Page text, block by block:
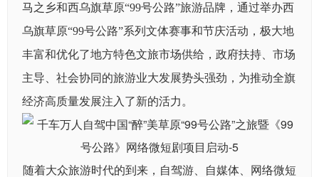
马之乡和西乌旗草原“99号公路”旅游品牌，通过举办西
乌旗草原“99号公路”系列文体赛事和节庆活动，极大地
丰富和优化了地方特色文旅市场供给，政府扶持、市场
主导、社会协同的旅游业大发展势头强劲，为推动全旗
经济高质量发展注入了新的活力。
随着大众旅游时代的到来，自驾游、自媒体、网络微短